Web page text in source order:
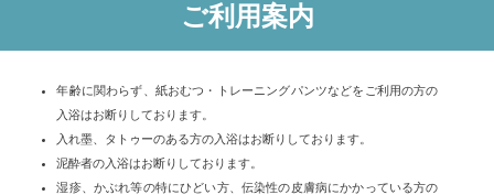
ご利用案内
年齢に関わらず、紙おむつ・トレーニングパンツなどをご利用の方の
入浴はお断りしております。
入れ墨、タトゥーのある方の入浴はお断りしております。
泥酔者の入浴はお断りしております。
湿疹、かぶれ等の特にひどい方、伝染性の皮膚病にかかっている方の